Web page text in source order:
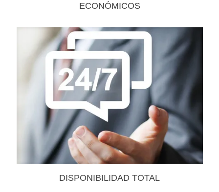
ECONÓMICOS
DISPONIBILIDAD TOTAL